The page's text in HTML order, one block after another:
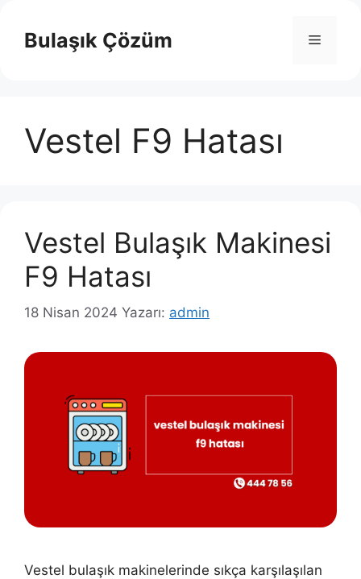
Bulaşık Çözüm Menü
Vestel F9 Hatası
Vestel Bulaşık Makinesi
F9 Hatası
18 Nisan 2024 Yazarı: admin
Vestel bulaşık makinelerinde sıkça karşılaşılan